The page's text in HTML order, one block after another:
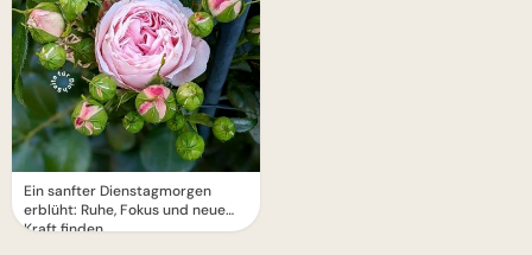
Ein sanfter Dienstagmorgen
erblüht: Ruhe, Fokus und neue
Kraft finden